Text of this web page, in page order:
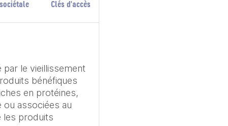
Clés d'accès
le vieillissement
bénéfiques
en protéines,
associées au
les produits